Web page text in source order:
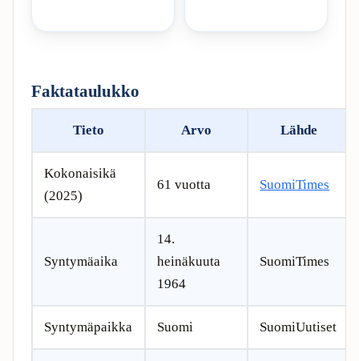
Faktataulukko
Tieto Arvo Lähde
Kokonaisikä
(2025)
61 vuotta SuomiTimes
Syntymäaika
14.
heinäkuuta
1964
SuomiTimes
Syntymäpaikka Suomi SuomiUutiset